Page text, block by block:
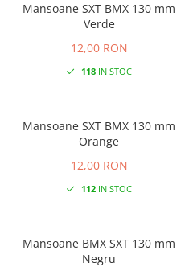
Mansoane SXT BMX 130 mm
Verde
12,00 RON
118IN STOC
Mansoane SXT BMX 130 mm
Orange
12,00 RON
112IN STOC
Mansoane BMX SXT 130 mm
Negru